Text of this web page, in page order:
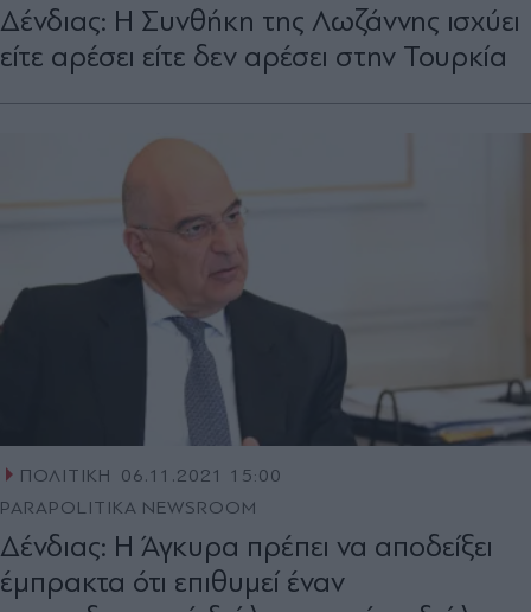
Δένδιας: Η Συνθήκη της Λωζάννης ισχύει
είτε αρέσει είτε δεν αρέσει στην Τουρκία
ΠΟΛΙΤΙΚΗ
06.11.2021 15:00
PARAPOLITIKA NEWSROOM
Δένδιας: Η Άγκυρα πρέπει να αποδείξει
έμπρακτα ότι επιθυμεί έναν